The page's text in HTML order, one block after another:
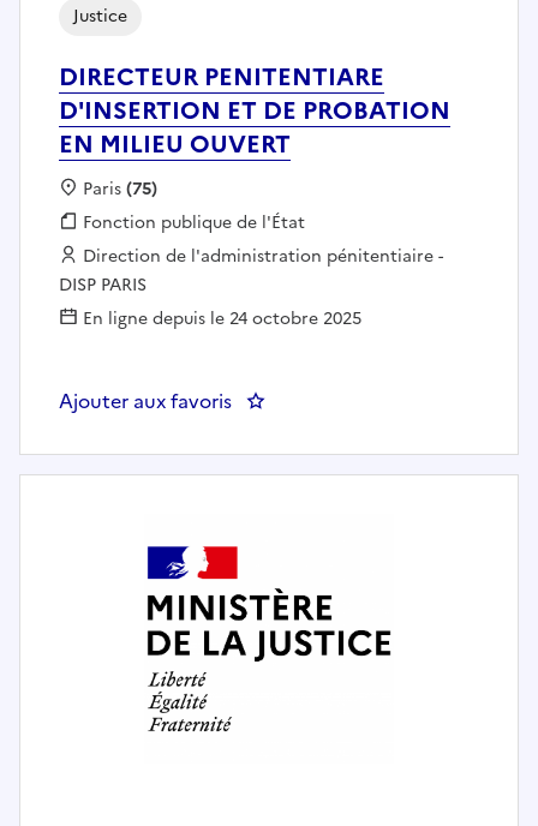
DIRECTEUR PENITENTIARE
D'INSERTION ET DE PROBATION
EN MILIEU OUVERT
Justice
Localisation :
Paris(75)
Fonction publique :
Fonction publique de l'État
Employeur :
Direction de l'administration pénitentiaire -
DISP PARIS
En ligne depuis le 24 octobre 2025
Ajouter aux favoris : DIRECTEUR PENITENTIARE